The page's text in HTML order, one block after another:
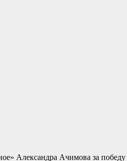
Александра Ачимова за